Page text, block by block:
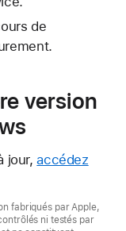
de
version
jour,accédez
fabriqués par Apple,
ni testés par